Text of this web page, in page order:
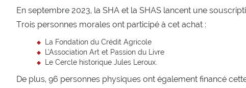
En septembre 2023, la SHA et la SHAS lancent une
Trois personnes morales ont participé à cet achat :
La Fondation du Crédit Agricole
L’Association Art et Passion du Livre
Le Cercle historique Jules Leroux.
De plus, 96 personnes physiques ont également financé